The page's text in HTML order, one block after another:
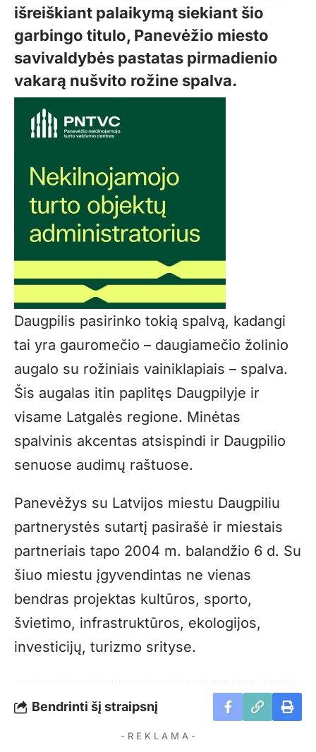
išreiškiant palaikymą siekiant šio
garbingo titulo, Panevėžio miesto
savivaldybės pastatas pirmadienio
vakarą nušvito rožine spalva.
Daugpilis pasirinko tokią spalvą, kadangi
tai yra gauromečio – daugiamečio žolinio
augalo su rožiniais vainiklapiais – spalva.
Šis augalas itin paplitęs Daugpilyje ir
visame Latgalės regione. Minėtas
spalvinis akcentas atsispindi ir Daugpilio
senuose audimų raštuose.
Panevėžys su Latvijos miestu Daugpiliu
partnerystės sutartį pasirašė ir miestais
partneriais tapo 2004 m. balandžio 6 d. Su
šiuo miestu įgyvendintas ne vienas
bendras projektas kultūros, sporto,
švietimo, infrastruktūros, ekologijos,
investicijų, turizmo srityse.
Bendrinti šį straipsnį
- R E K L A M A -